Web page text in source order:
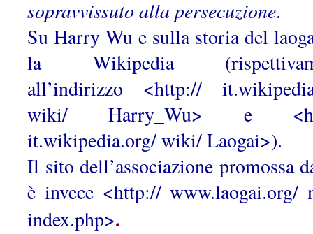
sopravvissuto alla persecuzione.
Su Harry Wu e sulla storia del
la Wikipedia
all’indirizzo <http://
wiki/ Harry_Wu> e
it.wikipedia.org/ wiki/ Laogai>).
Il sito dell’associazione promossa
è invece <http:// www.laogai.org/
index.php>.